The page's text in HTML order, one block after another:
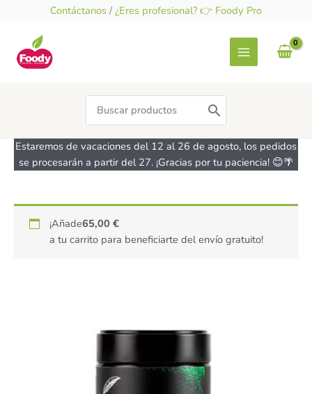
contenido
Contáctanos / ¿Eres profesional? 👉 Foody Pro
Search
for:
Estaremos de vacaciones del 12 al 26 de agosto, los pedidos
se procesarán a partir del 27. ¡Gracias por tu paciencia! 😊🌴
¡Añade65,00€
a tu carrito para beneficiarte del envío gratuito!